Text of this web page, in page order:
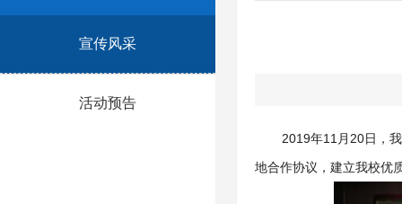
宣传风采
活动预告
2019年11月20日，
地合作协议，建立我校优